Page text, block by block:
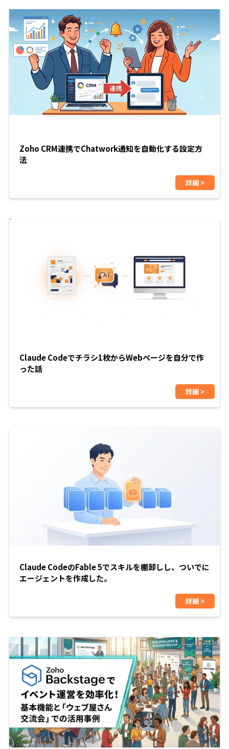
Zoho CRM連携でChatwork通知を自動化する設定方
法
詳細 >
Claude Codeでチラシ1枚からWebページを自分で作
った話
詳細 >
Claude CodeのFable 5でスキルを棚卸しし、ついでに
エージェントを作成した。
詳細 >